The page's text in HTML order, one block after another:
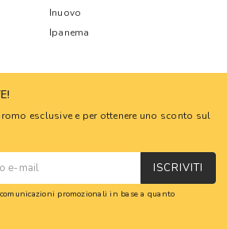
Inuovo
Ipanema
esclusive e per ottenere uno sconto sul
ISCRIVITI
promozionali in base a quanto